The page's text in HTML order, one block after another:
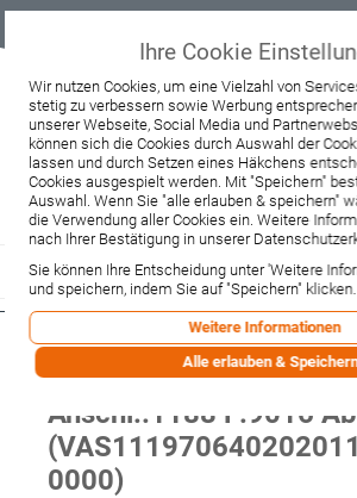
Beratung & Verkauf
+49 37467 66944
Montag - Freitag:
10:00 - 12:00 Uhr
13:00 - 16:00 Uhr
Samstag:
9:00 - 12:00 Uhr
Lieferzeitanfrage Widerruf
VASCO Design HK
Typ:NS1L1 L:0640
Anschl.:1188 F:9016
0000)
Ihre Cookie
Wir nutzen Cookies, um eine Vielzahl von
stetig zu verbessern sowie Werbung
unserer Webseite, Social Media und
können sich die Cookies durch Auswahl der
lassen und durch Setzen eines Häkchens
Cookies ausgespielt werden. Mit "Speichern"
Auswahl. Wenn Sie "alle erlauben & speichern"
die Verwendung aller Cookies ein. Weitere
nach Ihrer Bestätigung in unserer
Sie können Ihre Entscheidung unter 'Weitere
und speichern, indem Sie auf "Speichern" klicken.
Weitere Informationen
Alle erlauben & Speichern